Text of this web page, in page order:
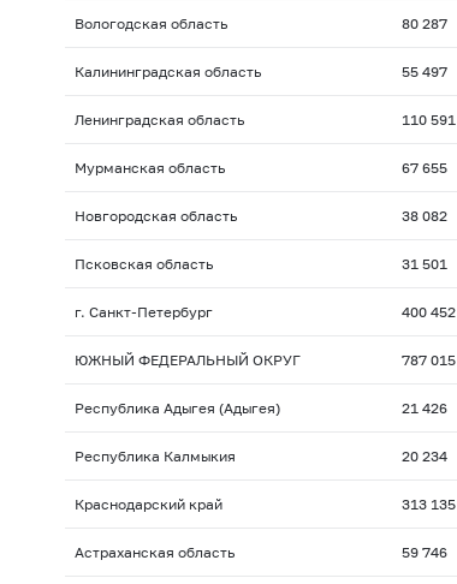
Вологодская область 80 287
Калининградская область 55 497
Ленинградская область 110 591
Мурманская область 67 655
Новгородская область 38 082
Псковская область 31 501
г. Санкт-Петербург 400 452
ЮЖНЫЙ ФЕДЕРАЛЬНЫЙ ОКРУГ 787 015
Республика Адыгея (Адыгея) 21 426
Республика Калмыкия 20 234
Краснодарский край 313 135
Астраханская область 59 746